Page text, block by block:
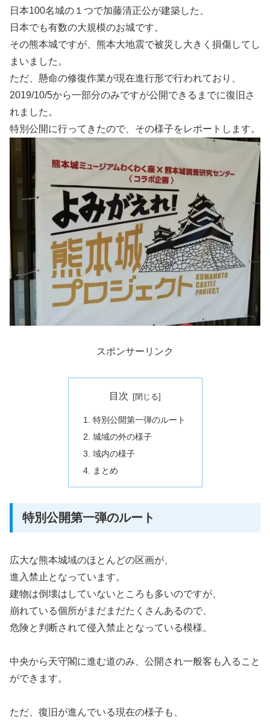
日本100名城の１つで加藤清正公が建築した、
日本でも有数の大規模のお城です。
その熊本城ですが、熊本大地震で被災し大きく損傷してし
まいました。
ただ、懸命の修復作業が現在進行形で行われており、
2019/10/5から一部分のみですが公開できるまでに復旧さ
れました。
特別公開に行ってきたので、その様子をレポートします。
スポンサーリンク
目次
特別公開第一弾のルート
城域の外の様子
域内の様子
まとめ
特別公開第一弾のルート
広大な熊本城域のほとんどの区画が、
進入禁止となっています。
建物は倒壊はしていないところも多いのですが、
崩れている個所がまだまだたくさんあるので、
危険と判断されて侵入禁止となっている模様。
中央から天守閣に進む道のみ、公開され一般客も入ること
ができます。
ただ、復旧が進んでいる現在の様子も、